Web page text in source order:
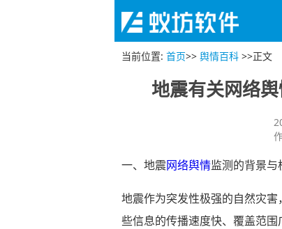
当前位置: 首页>> 舆情百科 >>正文
地震有关网络
一、地震网络舆情监测的背景与
地震作为突发性极强的自然灾
些信息的传播速度快、覆盖范